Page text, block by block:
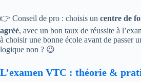
👉 Conseil de pro : choisis un centre de
agréé, avec un bon taux de réussite à
à choisir une bonne école avant de passer
logique non ? 😉
L’examen VTC : théorie &